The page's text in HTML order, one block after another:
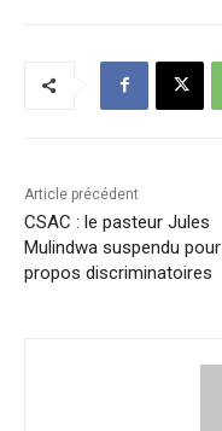
Article précédent
CSAC : le pasteur Jules
Mulindwa suspendu pour
propos discriminatoires